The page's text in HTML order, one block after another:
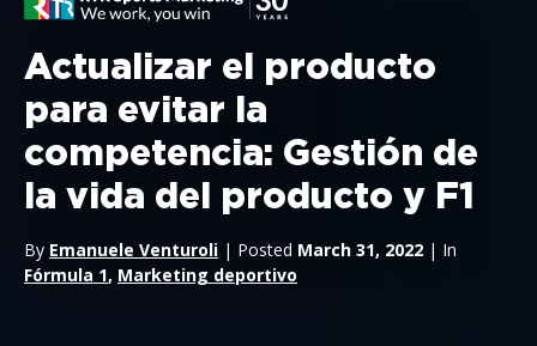
Actualizar el producto
para evitar la
competencia: Gestión de
la vida del producto y F1
By Emanuele Venturoli | Posted March 31, 2022 | In
Fórmula 1, Marketing deportivo